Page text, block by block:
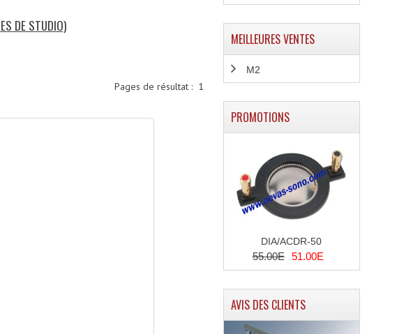
DE STUDIO)
Pages de résultat : 1
MEILLEURES VENTES
M2
PROMOTIONS
DIA/ACDR-50
55.00E 51.00E
AVIS DES CLIENTS